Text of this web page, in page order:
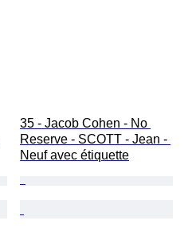
35 - Jacob Cohen - No
Reserve - SCOTT - Jean -
Neuf avec étiquette